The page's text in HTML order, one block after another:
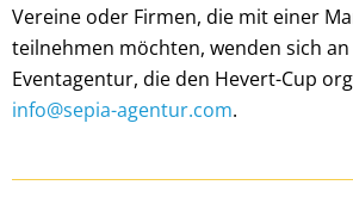
Vereine oder Firmen, die mit einer
teilnehmen möchten, wenden sich an
Eventagentur, die den Hevert-Cup
info@sepia-agentur.com.